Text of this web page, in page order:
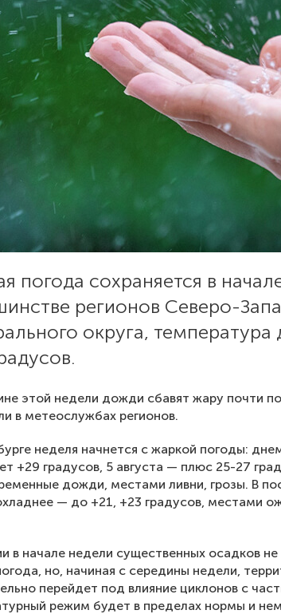
погода сохраняется в
регионов Северо-
округа,
этой недели дожди сбавят жару почти
в метеослужбах регионов.
неделя начнется с жаркой погоды:
+29 градусов, 5 августа — плюс 25-27
дожди, местами ливни, грозы. В
— до +21, +23 градусов, местами
в начале недели существенных осадков
но, начиная с середины недели,
перейдет под влияние циклонов с
режим будет в пределах нормы и